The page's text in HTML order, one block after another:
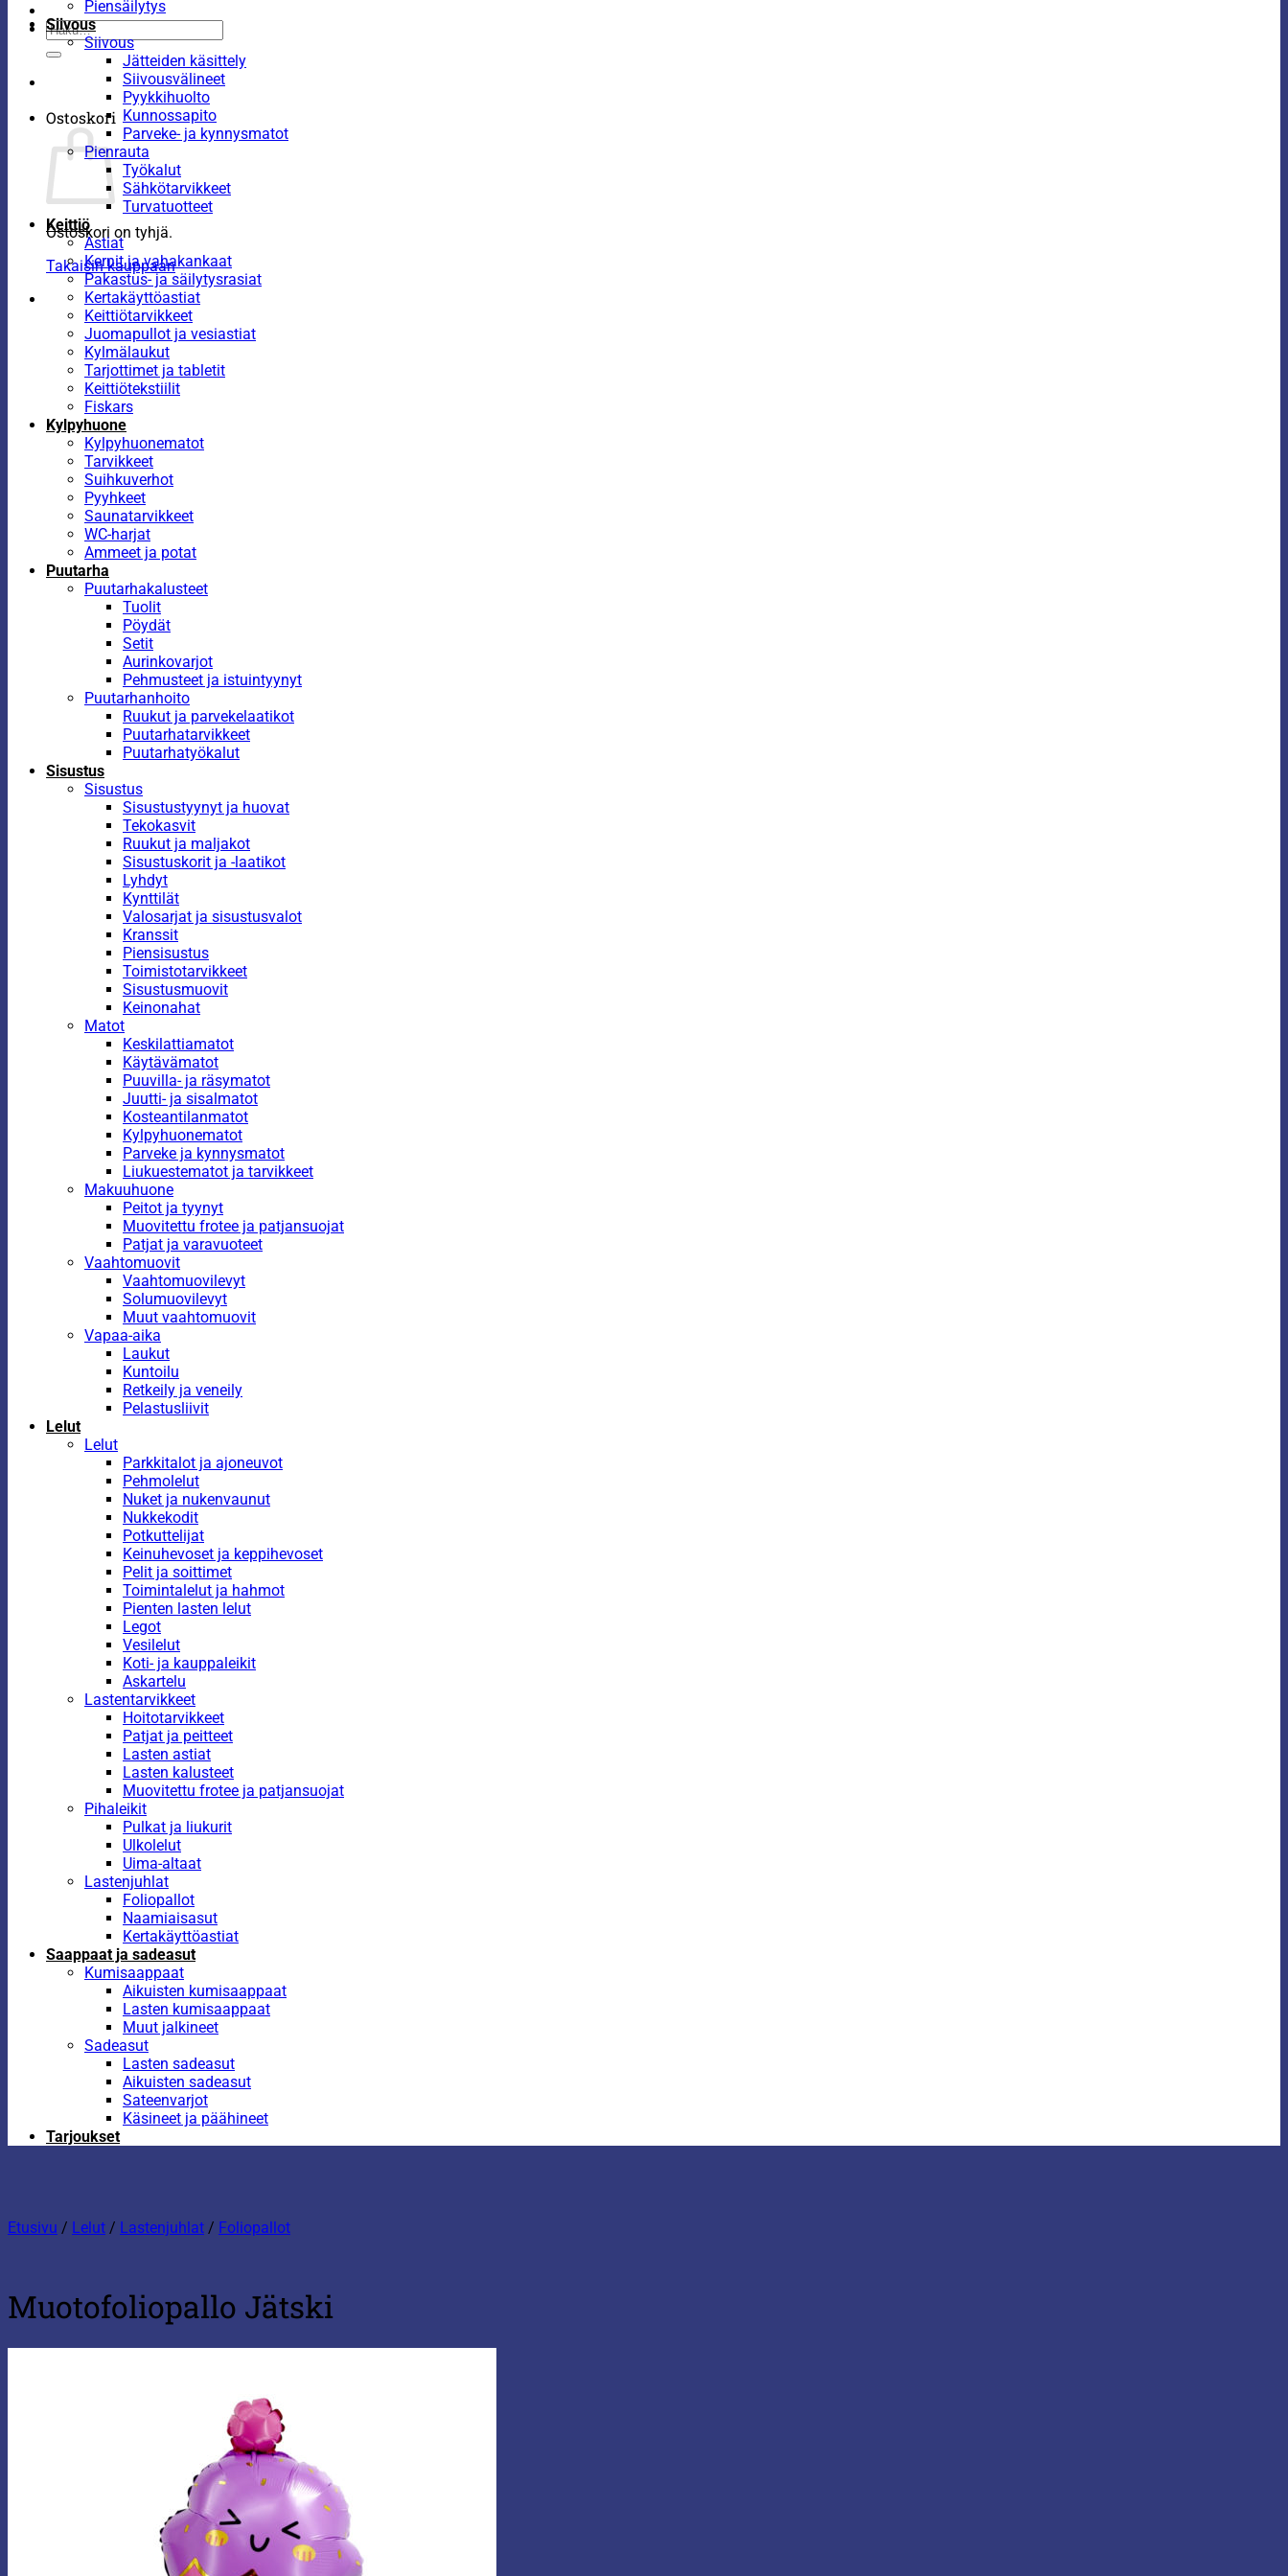
Etsi:
Ostoskori
Ostoskori on tyhjä.
Takaisin kauppaan
Piensäilytys
Siivous
Siivous
Jätteiden käsittely
Siivousvälineet
Pyykkihuolto
Kunnossapito
Parveke- ja kynnysmatot
Pienrauta
Työkalut
Sähkötarvikkeet
Turvatuotteet
Keittiö
Astiat
Kernit ja vahakankaat
Pakastus- ja säilytysrasiat
Kertakäyttöastiat
Keittiötarvikkeet
Juomapullot ja vesiastiat
Kylmälaukut
Tarjottimet ja tabletit
Keittiötekstiilit
Fiskars
Kylpyhuone
Kylpyhuonematot
Tarvikkeet
Suihkuverhot
Pyyhkeet
Saunatarvikkeet
WC-harjat
Ammeet ja potat
Puutarha
Puutarhakalusteet
Tuolit
Pöydät
Setit
Aurinkovarjot
Pehmusteet ja istuintyynyt
Puutarhanhoito
Ruukut ja parvekelaatikot
Puutarhatarvikkeet
Puutarhatyökalut
Sisustus
Sisustus
Sisustustyynyt ja huovat
Tekokasvit
Ruukut ja maljakot
Sisustuskorit ja -laatikot
Lyhdyt
Kynttilät
Valosarjat ja sisustusvalot
Kranssit
Piensisustus
Toimistotarvikkeet
Sisustusmuovit
Keinonahat
Matot
Keskilattiamatot
Käytävämatot
Puuvilla- ja räsymatot
Juutti- ja sisalmatot
Kosteantilanmatot
Kylpyhuonematot
Parveke ja kynnysmatot
Liukuestematot ja tarvikkeet
Makuuhuone
Peitot ja tyynyt
Muovitettu frotee ja patjansuojat
Patjat ja varavuoteet
Vaahtomuovit
Vaahtomuovilevyt
Solumuovilevyt
Muut vaahtomuovit
Vapaa-aika
Laukut
Kuntoilu
Retkeily ja veneily
Pelastusliivit
Lelut
Lelut
Parkkitalot ja ajoneuvot
Pehmolelut
Nuket ja nukenvaunut
Nukkekodit
Potkuttelijat
Keinuhevoset ja keppihevoset
Pelit ja soittimet
Toimintalelut ja hahmot
Pienten lasten lelut
Legot
Vesilelut
Koti- ja kauppaleikit
Askartelu
Lastentarvikkeet
Hoitotarvikkeet
Patjat ja peitteet
Lasten astiat
Lasten kalusteet
Muovitettu frotee ja patjansuojat
Pihaleikit
Pulkat ja liukurit
Ulkolelut
Uima-altaat
Lastenjuhlat
Foliopallot
Naamiaisasut
Kertakäyttöastiat
Saappaat ja sadeasut
Kumisaappaat
Aikuisten kumisaappaat
Lasten kumisaappaat
Muut jalkineet
Sadeasut
Lasten sadeasut
Aikuisten sadeasut
Sateenvarjot
Käsineet ja päähineet
Tarjoukset
Etusivu / Lelut / Lastenjuhlat / Foliopallot
Muotofoliopallo Jätski